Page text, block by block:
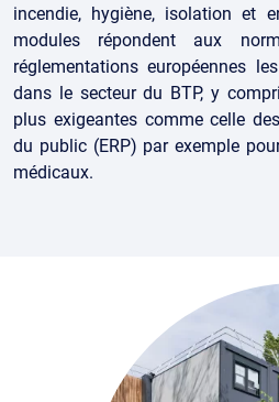
incendie, hygiène, isolation et
modules répondent aux
réglementations européennes
dans le secteur du BTP, y
plus exigeantes comme celle
du public (ERP) par exemple
médicaux.